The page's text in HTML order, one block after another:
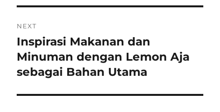
NEXT
Next
post:
Inspirasi Makanan dan
Minuman dengan Lemon Aja
sebagai Bahan Utama